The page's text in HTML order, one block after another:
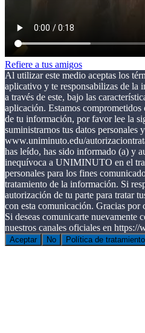
Refiere a tus amigos
Al utilizar este medio aceptas los
aplicativo y te responsabilizas de la
a través de este, bajo las
aplicación. Estamos
de tu información, por favor lee la
suministrarnos tus datos personales
www.uniminuto.edu/
has leído, has sido informado (a) y
inequívoca a UNIMINUTO en el
personales para los fines
tratamiento de la información. Si
autorización de tu parte para tratar
con esta comunicación. Gracias
Si deseas comunicarte nuevamente
nuestros canales oficiales en
Aceptar No Política de